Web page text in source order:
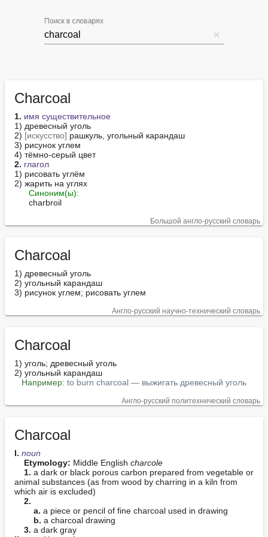
Поиск в словарях
Charcoal
1. имя существительное
1) древесный уголь
2) [искусство] рашкуль, угольный карандаш
3) рисунок углем
2. глагол
1) рисовать углём
2) жарить на углях
Синоним(ы):
      charbroil
Большой англо-русский словарь
Charcoal
1) древесный уголь
2) угольный карандаш
3) рисунок углем; рисовать углем
Англо-русский научно-технический словарь
Charcoal
1) уголь; древесный уголь
2) угольный карандаш
Например: to burn charcoal — выжигать древесный уголь
Англо-русский политехнический словарь
Charcoal
I. noun
Etymology: Middle English charcole
1. a dark or black porous carbon prepared from vegetable or
animal substances (as from wood by charring in a kiln from
which air is excluded)
2.
a. a piece or pencil of fine charcoal used in drawing
b. a charcoal drawing
3.